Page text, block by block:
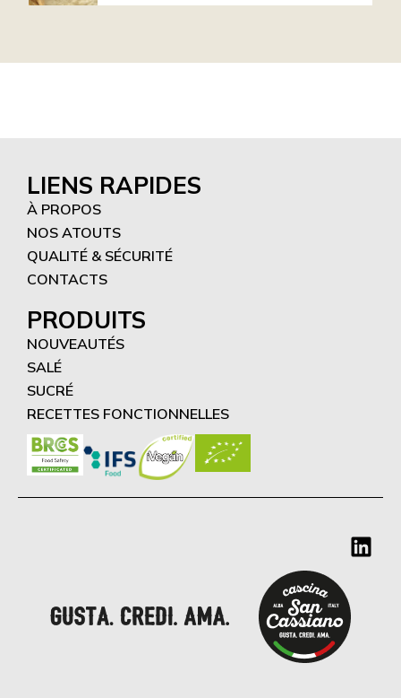
LIENS RAPIDES
À PROPOS
NOS ATOUTS
QUALITÉ & SÉCURITÉ
CONTACTS
PRODUITS
NOUVEAUTÉS
SALÉ
SUCRÉ
RECETTES FONCTIONNELLES